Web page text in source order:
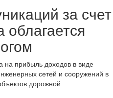
за счет
облагается
на прибыль доходов в виде
сетей и сооружений в
дорожной